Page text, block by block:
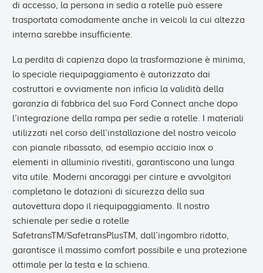
di accesso, la persona in sedia a rotelle può essere
trasportata comodamente anche in veicoli la cui altezza
interna sarebbe insufficiente.
La perdita di capienza dopo la trasformazione è minima,
lo speciale riequipaggiamento è autorizzato dai
costruttori e ovviamente non inficia la validità della
garanzia di fabbrica del suo Ford Connect anche dopo
l’integrazione della rampa per sedie a rotelle. I materiali
utilizzati nel corso dell’installazione del nostro veicolo
con pianale ribassato, ad esempio acciaio inox o
elementi in alluminio rivestiti, garantiscono una lunga
vita utile. Moderni ancoraggi per cinture e avvolgitori
completano le dotazioni di sicurezza della sua
autovettura dopo il riequipaggiamento. Il nostro
schienale per sedie a rotelle
SafetransTM/SafetransPlusTM, dall’ingombro ridotto,
garantisce il massimo comfort possibile e una protezione
ottimale per la testa e la schiena.